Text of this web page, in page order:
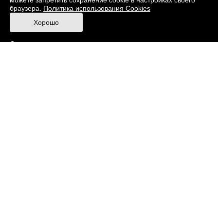
Правила посещения Музея
Ответы на частые вопросы
браузера. Политика использования Cookies
Хорошо